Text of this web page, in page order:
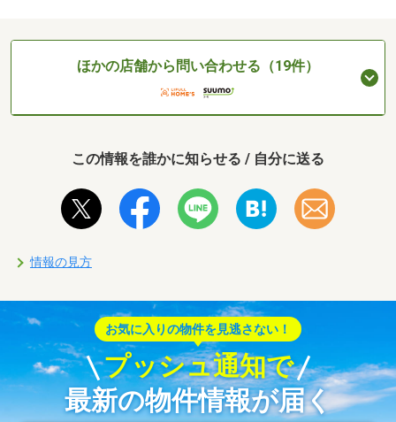
ほかの店舗から問い合わせる（19件）
この情報を誰かに知らせる / 自分に送る
情報の見方
お気に入りの物件を見逃さない！
プッシュ通知で
最新の物件情報が届く